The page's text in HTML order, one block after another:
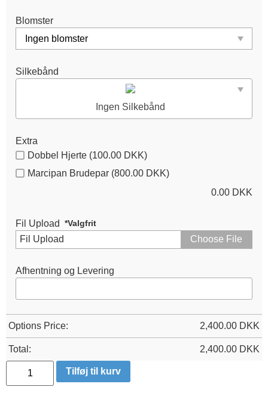
Blomster
Silkebånd
Ingen Silkebånd
Extra
Dobbel Hjerte (100.00 DKK)
Marcipan Brudepar (800.00 DKK)
0.00 DKK
Fil Upload *Valgfrit
Fil Upload Choose File
Afhentning og Levering
Options Price: 2,400.00 DKK
Total: 2,400.00 DKK
W11
Tilføj til kurv